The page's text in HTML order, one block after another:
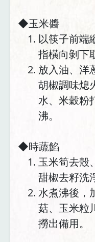
◆玉米醬
以筷子前端
指橫向剝下
放入油、洋
胡椒調味熄
水、米穀粉
沸。
◆時蔬餡
玉米筍去殼
甜椒去籽洗
水煮沸後，
菇、玉米粒
撈出備用。